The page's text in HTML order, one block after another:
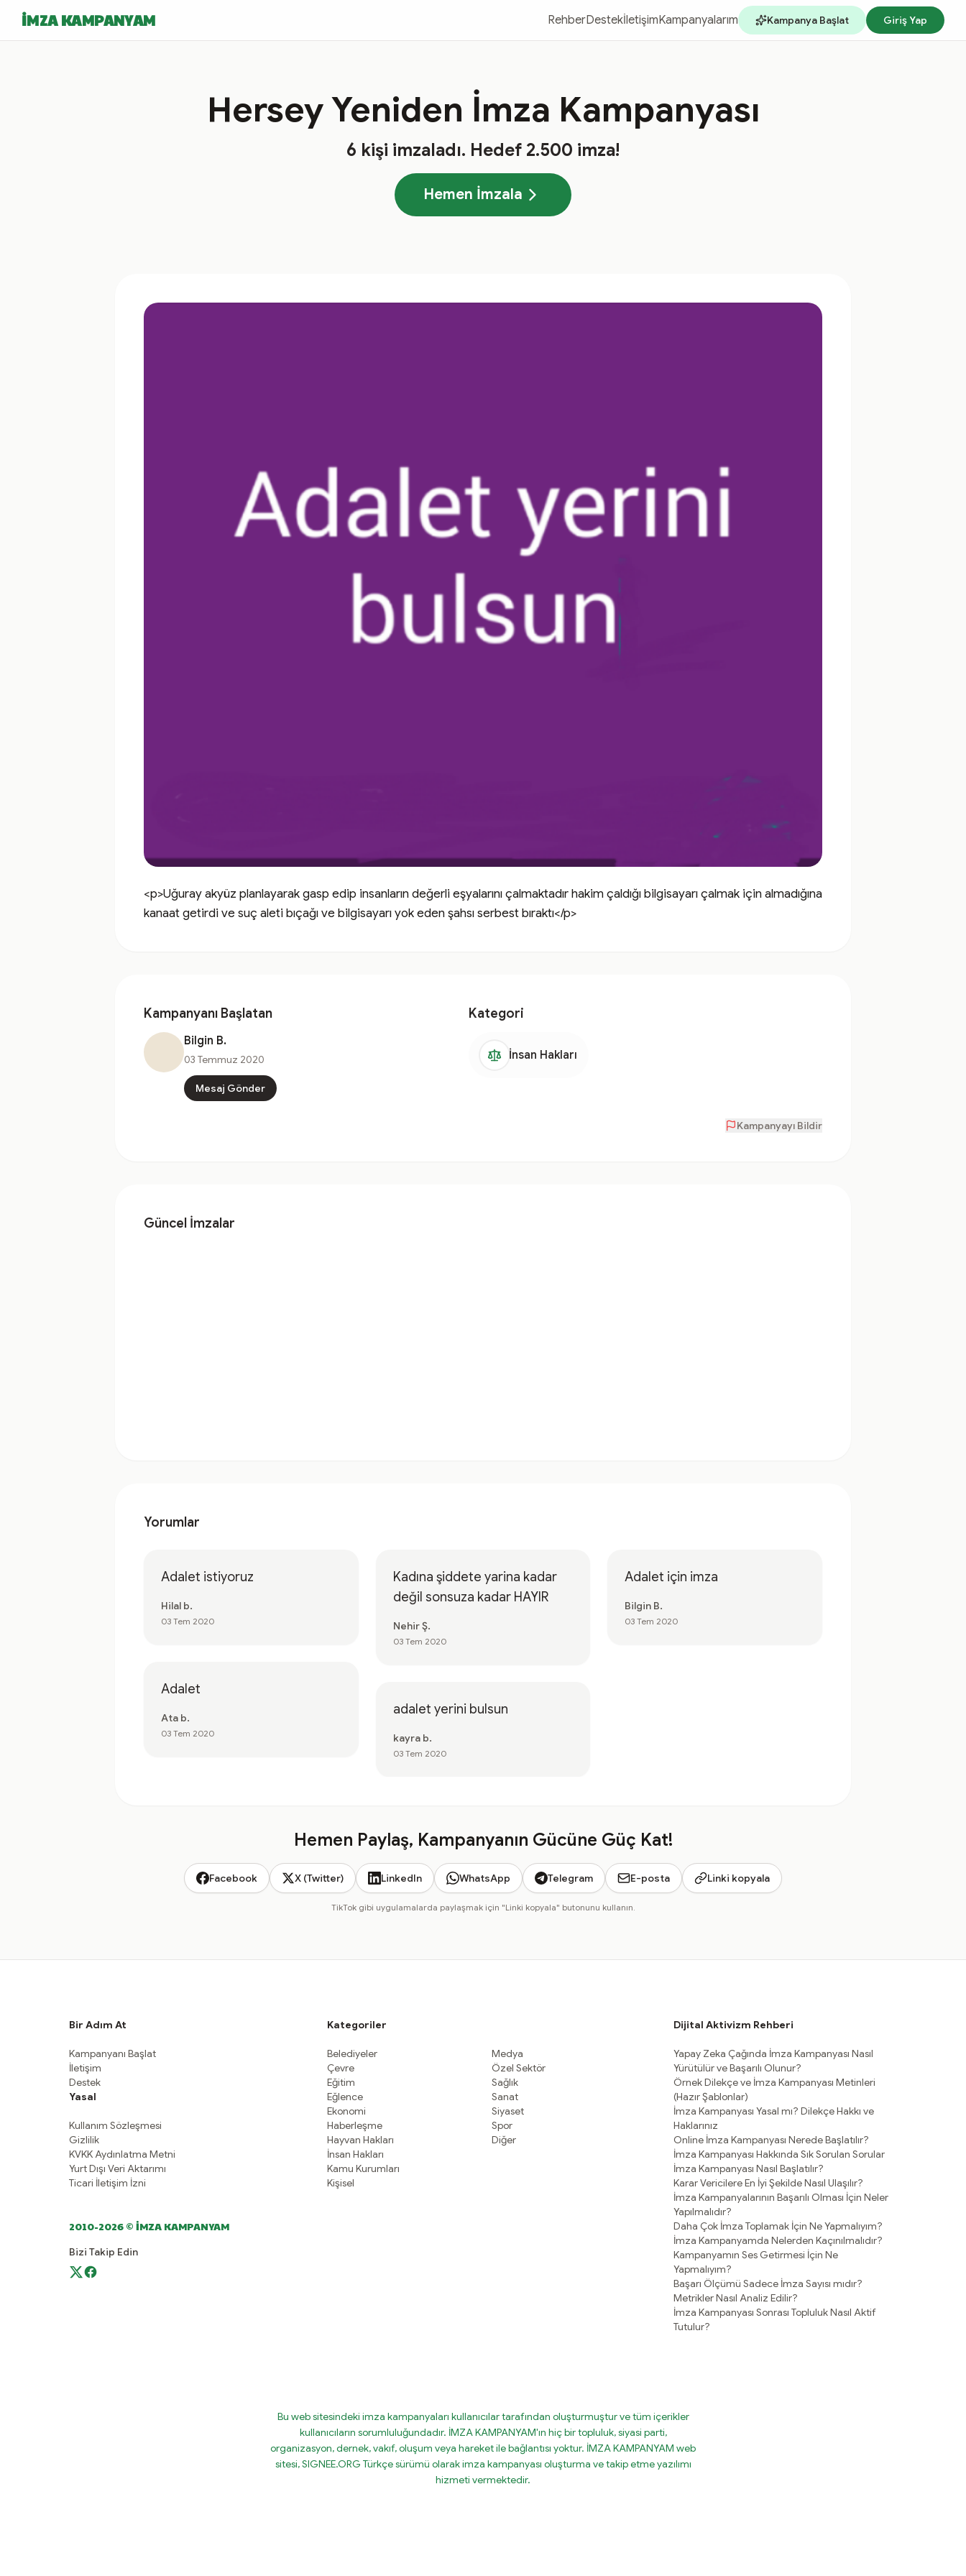
İMZA KAMPANYAM RehberDestekİletişimKampanyalarım Kampanya Başlat Giriş Yap
Hersey Yeniden İmza Kampanyası
6 kişi imzaladı. Hedef 2.500 imza!
Hemen İmzala
<p>Uğuray akyüz planlayarak gasp edip insanların değerli eşyalarını çalmaktadır hakim çaldığı bilgisayarı çalmak için almadığına
kanaat getirdi ve suç aleti bıçağı ve bilgisayarı yok eden şahsı serbest bıraktı</p>
Kampanyanı Başlatan
Bilgin B.
03 Temmuz 2020
Mesaj Gönder
Kategori
İnsan Hakları
Kampanyayı Bildir
Güncel İmzalar
Yorumlar
Adalet istiyoruz
Hilal b.
03 Tem 2020
Adalet
Ata b.
03 Tem 2020
Kadına şiddete yarina kadar
değil sonsuza kadar HAYIR
Nehir Ş.
03 Tem 2020
adalet yerini bulsun
kayra b.
03 Tem 2020
Adalet için imza
Bilgin B.
03 Tem 2020
Hemen Paylaş, Kampanyanın Gücüne Güç Kat!
Facebook X (Twitter) LinkedIn WhatsApp Telegram E-posta Linki kopyala
TikTok gibi uygulamalarda paylaşmak için "Linki kopyala" butonunu kullanın.
Bir Adım At
Kampanyanı Başlat
İletişim
Destek
Yasal
Kullanım Sözleşmesi
Gizlilik
KVKK Aydınlatma Metni
Yurt Dışı Veri Aktarımı
Ticari İletişim İzni
2010-2026 © İMZA KAMPANYAM
Bizi Takip Edin
Kategoriler
Belediyeler
Çevre
Eğitim
Eğlence
Ekonomi
Haberleşme
Hayvan Hakları
İnsan Hakları
Kamu Kurumları
Kişisel
Medya
Özel Sektör
Sağlık
Sanat
Siyaset
Spor
Diğer
Dijital Aktivizm Rehberi
Yapay Zeka Çağında İmza Kampanyası Nasıl
Yürütülür ve Başarılı Olunur?
Örnek Dilekçe ve İmza Kampanyası Metinleri
(Hazır Şablonlar)
İmza Kampanyası Yasal mı? Dilekçe Hakkı ve
Haklarınız
Online İmza Kampanyası Nerede Başlatılır?
İmza Kampanyası Hakkında Sık Sorulan Sorular
İmza Kampanyası Nasıl Başlatılır?
Karar Vericilere En İyi Şekilde Nasıl Ulaşılır?
İmza Kampanyalarının Başarılı Olması İçin Neler
Yapılmalıdır?
Daha Çok İmza Toplamak İçin Ne Yapmalıyım?
İmza Kampanyamda Nelerden Kaçınılmalıdır?
Kampanyamın Ses Getirmesi İçin Ne
Yapmalıyım?
Başarı Ölçümü Sadece İmza Sayısı mıdır?
Metrikler Nasıl Analiz Edilir?
İmza Kampanyası Sonrası Topluluk Nasıl Aktif
Tutulur?
Bu web sitesindeki imza kampanyaları kullanıcılar tarafından oluşturmuştur ve tüm içerikler
kullanıcıların sorumluluğundadır. İMZA KAMPANYAM'ın hiç bir topluluk, siyasi parti,
organizasyon, dernek, vakıf, oluşum veya hareket ile bağlantısı yoktur. İMZA KAMPANYAM web
sitesi, SIGNEE.ORG Türkçe sürümü olarak imza kampanyası oluşturma ve takip etme yazılımı
hizmeti vermektedir.